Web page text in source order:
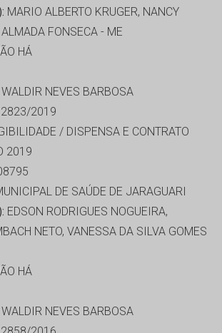
MARIO ALBERTO KRUGER, NANCY
FONSECA - ME
HÁ
NEVES BARBOSA
2019
/ DISPENSA E CONTRATO
2019
DE SAÚDE DE JARAGUARI
EDSON RODRIGUES NOGUEIRA,
NETO, VANESSA DA SILVA GOMES
HÁ
NEVES BARBOSA